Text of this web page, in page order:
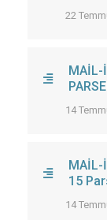
22
MAİL-
14
MAİL-İ
15
14